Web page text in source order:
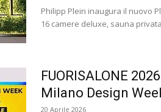
Philipp Plein inaugura il nuovo
16 camere deluxe, sauna
FUORISALONE
Milano Design
20 Aprile 2026